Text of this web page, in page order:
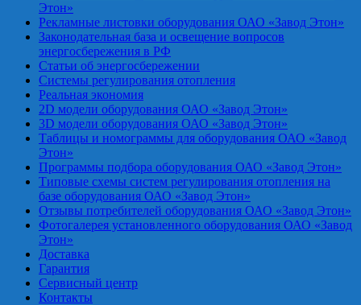
Этон»
Рекламные листовки оборудования ОАО «Завод Этон»
Законодательная база и освещение вопросов
энергосбережения в РФ
Статьи об энергосбережении
Системы регулирования отопления
Реальная экономия
2D модели оборудования ОАО «Завод Этон»
3D модели оборудования ОАО «Завод Этон»
Таблицы и номограммы для оборудования ОАО «Завод
Этон»
Программы подбора оборудования ОАО «Завод Этон»
Типовые схемы систем регулирования отопления на
базе оборудования ОАО «Завод Этон»
Отзывы потребителей оборудования ОАО «Завод Этон»
Фотогалерея установленного оборудования ОАО «Завод
Этон»
Доставка
Гарантия
Сервисный центр
Контакты